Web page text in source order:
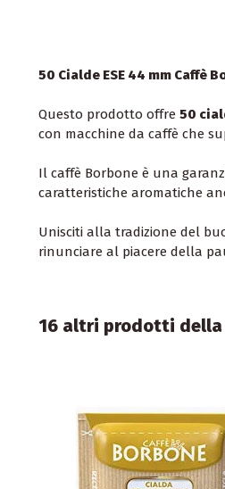
50 Cialde ESE 44 mm Caffè
Questo prodotto offre50
con macchine da caffè che
Il caffè Borbone è una
caratteristiche aromatiche
Unisciti alla tradizione del
rinunciare al piacere della
16 altri prodotti